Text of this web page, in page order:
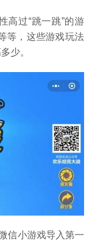
高过“跳一跳”的游
等，这些游戏玩法
少。
信小游戏导入第一